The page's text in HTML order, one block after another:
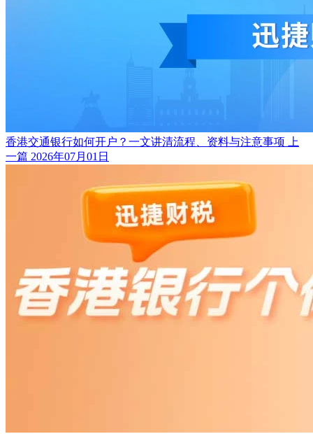
香港交通银行如何开户？一文讲清流程、资料与注意事项
上
一篇 2026年07月01日